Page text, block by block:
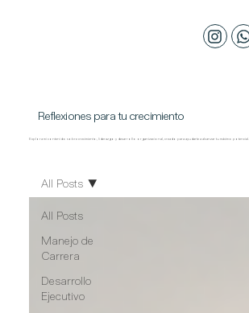
Reflexiones para tu crecimiento
Explora mi contenido sobre crecimiento, liderazgo y desarrollo organizacional, creado para ayudarte a alcanzar tu máximo potencial.
All Posts
Manejo de
Carrera
Desarrollo
Ejecutivo
All Posts